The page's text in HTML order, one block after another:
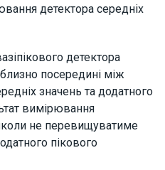
детектора середніх
детектора
посередині між
значень та додатного
вимірювання
не перевищуватиме
пікового